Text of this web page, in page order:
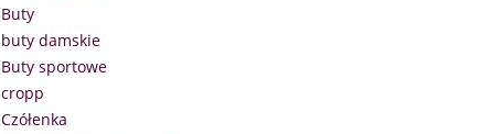
Buty
buty damskie
Buty sportowe
cropp
Czółenka